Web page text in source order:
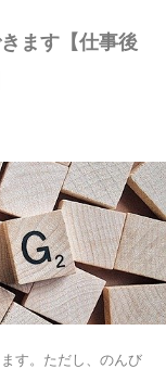
ます【仕事後
す。ただし、のんび